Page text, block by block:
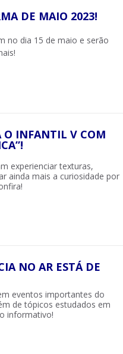
DE MAIO 2023!
no dia 15 de maio e serão
O INFANTIL V COM
experienciar texturas,
ainda mais a curiosidade por
NO AR ESTÁ DE
eventos importantes do
de tópicos estudados em
informativo!